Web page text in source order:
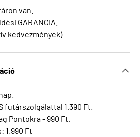
van.
GARANCIA.
kedvezmények)
futárszolgálattal 1.390 Ft.
Pontokra - 990 Ft.
1.990 Ft